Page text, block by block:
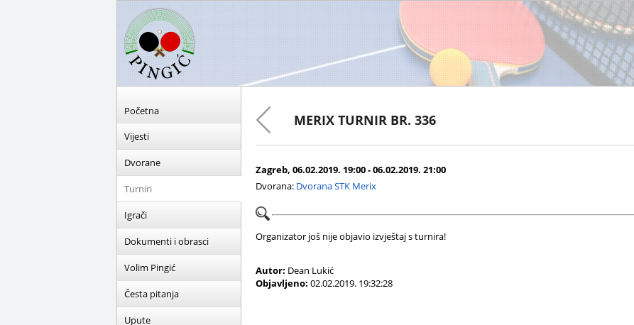
Početna
Vijesti
Dvorane
Turniri
Igrači
Dokumenti i obrasci
Volim Pingić
Česta pitanja
Upute
MERIX TURNIR BR. 336
Zagreb, 06.02.2019. 19:00 - 06.02.2019. 21:00
Dvorana: Dvorana STK Merix
Organizator još nije objavio izvještaj s turnira!
Autor: Dean Lukić
Objavljeno: 02.02.2019. 19:32:28